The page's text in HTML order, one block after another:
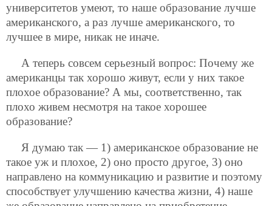
университетов умеют, то наше образование лучше
американского, а раз лучше американского, то
лучшее в мире, никак не иначе.
А теперь совсем серьезный вопрос: Почему же
американцы так хорошо живут, если у них такое
плохое образование? А мы, соответственно, так
плохо живем несмотря на такое хорошее
образование?
Я думаю так — 1) американское образование не
такое уж и плохое, 2) оно просто другое, 3) оно
направлено на коммуникацию и развитие и поэтому
способствует улучшению качества жизни, 4) наше